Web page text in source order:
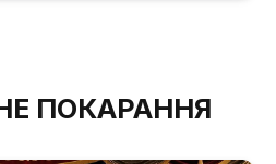
ПОКАРАННЯ